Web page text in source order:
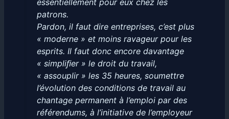
essentiellement pour eux chez les
patrons.
Pardon, il faut dire entreprises, c’est plus
« moderne » et moins ravageur pour les
esprits. Il faut donc encore davantage
« simpliﬁer » le droit du travail,
« assouplir » les 35 heures, soumettre
l’évolution des conditions de travail au
chantage permanent à l’emploi par des
référendums, à l’initiative de l’employeur